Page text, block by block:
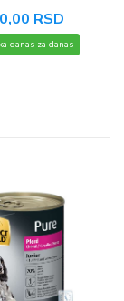
RSD
danas za danas